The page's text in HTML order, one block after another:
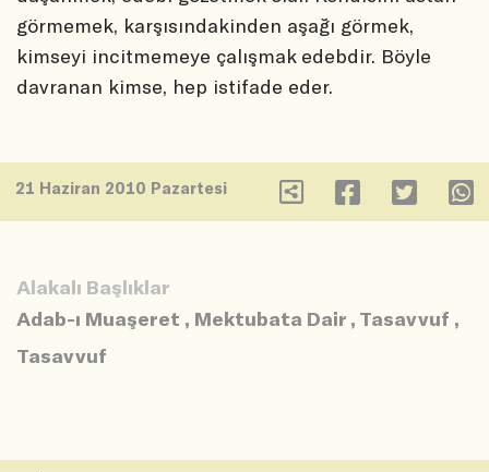
görmemek, karşısındakinden aşağı görmek,
kimseyi incitmemeye çalışmak edebdir. Böyle
davranan kimse, hep istifade eder.
21 Haziran 2010 Pazartesi
Alakalı Başlıklar
Adab-ı Muaşeret , Mektubata Dair , Tasavvuf ,
Tasavvuf